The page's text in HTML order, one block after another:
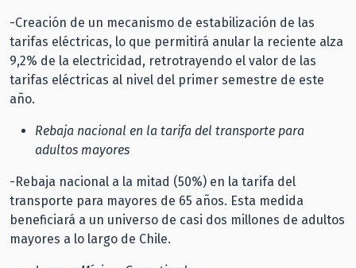
-Creación de un mecanismo de estabilización de las
tarifas eléctricas, lo que permitirá anular la reciente alza
9,2% de la electricidad, retrotrayendo el valor de las
tarifas eléctricas al nivel del primer semestre de este
año.
Rebaja nacional en la tarifa del transporte para
adultos mayores
-Rebaja nacional a la mitad (50%) en la tarifa del
transporte para mayores de 65 años. Esta medida
beneficiará a un universo de casi dos millones de adultos
mayores a lo largo de Chile.